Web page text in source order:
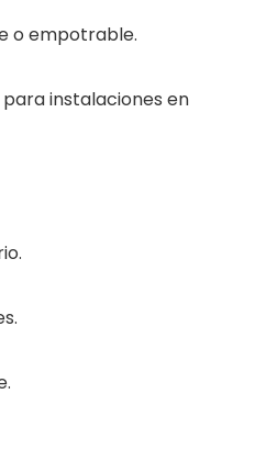
o empotrable.
instalaciones en